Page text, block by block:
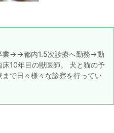
業→→都内1.5次診療へ勤務→動
10年目の獣医師。 犬と猫の予
まで日々様々な診察を行ってい